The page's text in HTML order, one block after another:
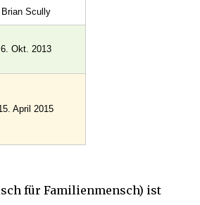
Brian Scully
6. Okt. 2013
April 2015
für Familienmensch) ist